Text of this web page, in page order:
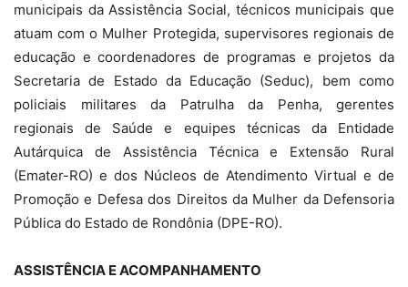
municipais da Assistência Social, técnicos municipais que
atuam com o Mulher Protegida, supervisores regionais de
educação e coordenadores de programas e projetos da
Secretaria de Estado da Educação (Seduc), bem como
policiais militares da Patrulha da Penha, gerentes
regionais de Saúde e equipes técnicas da Entidade
Autárquica de Assistência Técnica e Extensão Rural
(Emater-RO) e dos Núcleos de Atendimento Virtual e de
Promoção e Defesa dos Direitos da Mulher da Defensoria
Pública do Estado de Rondônia (DPE-RO).
ASSISTÊNCIA E ACOMPANHAMENTO